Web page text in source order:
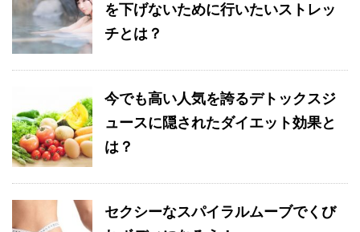
を下げないために行いたいストレッ
チとは？
今でも高い人気を誇るデトックスジ
ュースに隠されたダイエット効果と
は？
セクシーなスパイラルムーブでくび